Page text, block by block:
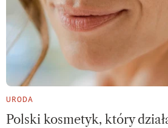
URODA
Polski kosmetyk, który